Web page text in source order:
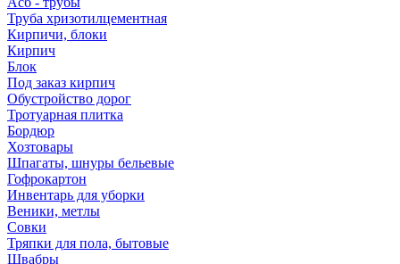
Труба хризотилцементная
Кирпичи, блоки
Кирпич
Блок
Под заказ кирпич
Обустройство дорог
Тротуарная плитка
Бордюр
Хозтовары
Шпагаты, шнуры бельевые
Гофрокартон
Инвентарь для уборки
Веники, метлы
Совки
Тряпки для пола, бытовые
Швабры